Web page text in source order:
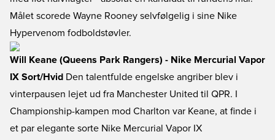
Målet scorede Wayne Rooney selvfølgelig i sine Nike
Hypervenom fodboldstøvler.
Will Keane (Queens Park Rangers) - Nike Mercurial Vapor
IX Sort/Hvid Den talentfulde engelske angriber blev i
vinterpausen lejet ud fra Manchester United til QPR. I
Championship-kampen mod Charlton var Keane, at finde i
et par elegante sorte Nike Mercurial Vapor IX